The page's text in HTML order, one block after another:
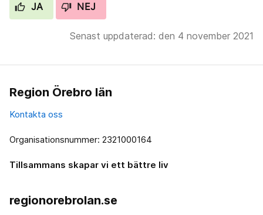
JA NEJ
Senast uppdaterad: den 4 november 2021
Region Örebro län
Kontakta oss
Organisationsnummer: 2321000164
Tillsammans skapar vi ett bättre liv
regionorebrolan.se